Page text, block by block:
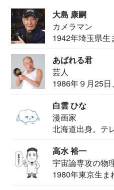
大島 康嗣
カメラマン
1942年埼玉県生
あばれる君
芸人
1986年９月25
白雲 ひな
漫画家
北海道出身。テ
高水 裕一
宇宙論専攻の物
1980年東京生ま